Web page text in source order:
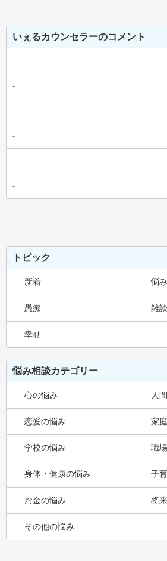
いぇるカウンセラーのコメント
-
-
-
トピック
新着 悩み
愚痴 雑談
幸せ
悩み相談カテゴリー
心の悩み 人
恋愛の悩み 家
学校の悩み 職
身体・健康の悩み 子
お金の悩み 将
その他の悩み